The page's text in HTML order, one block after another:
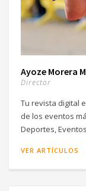
Ayoze Morera
Director
Tu revista digital
de los eventos
Deportes,
VER ARTÍCULOS